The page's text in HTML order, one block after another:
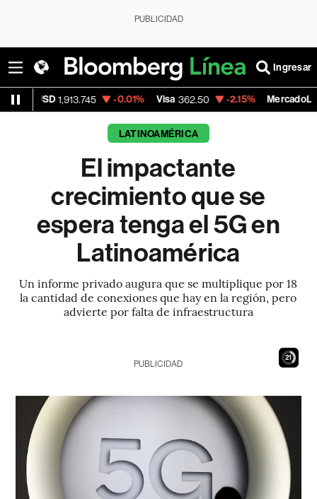
PUBLICIDAD
Ingresar
-0.01% Visa 362.50 -2.15% MercadoLibre 1,821.795
LATINOAMÉRICA
El impactante
crecimiento que se
espera tenga el 5G en
Latinoamérica
Un informe privado augura que se multiplique por 18
la cantidad de conexiones que hay en la región, pero
advierte por falta de infraestructura
20
PUBLICIDAD